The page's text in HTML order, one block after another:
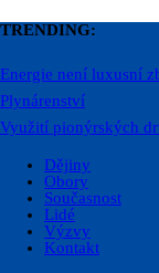
TRENDING:
Energie není luxusní
Plynárenství
Využití pionýrských
Dějiny
Obory
Současnost
Lidé
Výzvy
Kontakt